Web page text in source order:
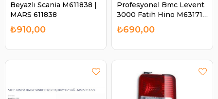
Beyazlı Scania M611838 |
MARS 611838
₺910,00
Profesyonel Bmc Levent
3000 Fatih Hino M631715
| MARS 631715
₺690,00